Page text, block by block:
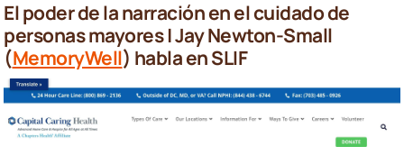
El poder de la narración en el cuidado de
personas mayores | Jay Newton-Small
(MemoryWell) habla en SLIF